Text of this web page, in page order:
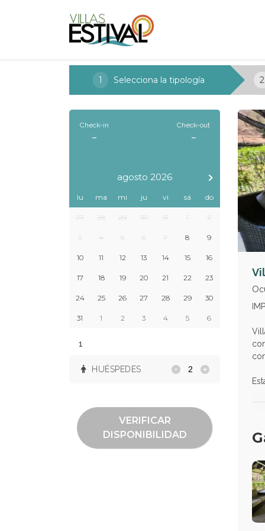
1 Selecciona la tipología 2
Check-in
-
Check-out
-
agosto 2026
lu ma mi ju vi sá do
27 28 29 30 31 1 2
3 4 5 6 7 8 9
10 11 12 13 14 15 16
17 18 19 20 21 22 23
24 25 26 27 28 29 30
31 1 2 3 4 5 6
1
HUÉSPEDES
VERIFICAR
DISPONIBILIDAD